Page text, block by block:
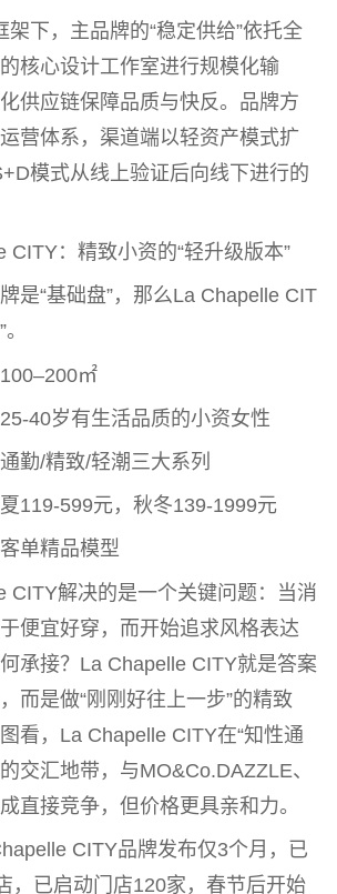
架下，主品牌的“稳定供给”依托全
核心设计工作室进行规模化输
供应链保障品质与快反。品牌方
营体系，渠道端以轻资产模式扩
模式从线上验证后向线下进行的
CITY：精致小资的“轻升级版本”
是“基础盘”，那么La Chapelle CIT
㎡
40岁有生活品质的小资女性
勤/精致/轻潮三大系列
119-599元，秋冬139-1999元
单精品模型
CITY解决的是一个关键问题：当消
便宜好穿，而开始追求风格表达
承接？La Chapelle CITY就是答案
是做“刚刚好往上一步”的精致
看，La Chapelle CITY在“知性通
交汇地带，与MO&Co.DAZZLE、
直接竞争，但价格更具亲和力。
CITY品牌发布仅3个月，已
，已启动门店120家，春节后开始